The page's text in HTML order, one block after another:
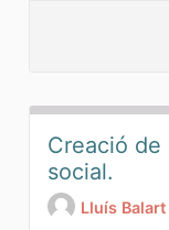
Creació
social.
Lluís Balart